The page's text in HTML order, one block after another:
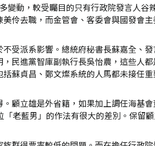
變動，較受矚目的只有行政院發言人谷
伶去職，而金管會、客委會與國發會
受派系影響。總統府秘書長蘇嘉全、
民進黨智庫副執行長吳怡農，這些人
蘇貞昌、鄭文燦系統的人馬都未接任
顧立雄是外省籍，如果加上調任海基
老藍男」的作法有很大的差別。保留